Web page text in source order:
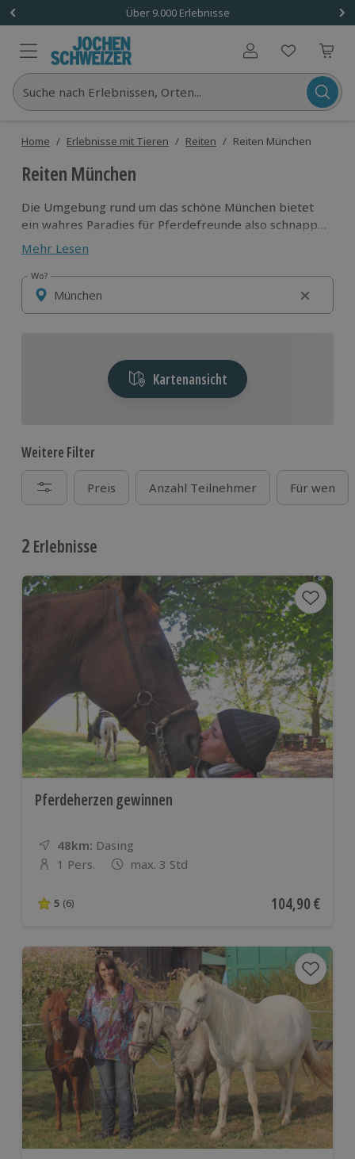
Über 9.000 Erlebnisse
Benutzerkonto
Suche nach Erlebnissen, Orten...
Home / Erlebnisse mit Tieren / Reiten / Reiten München
Reiten München
Die Umgebung rund um das schöne München bietet
ein wahres Paradies für Pferdefreunde also schnapp
dir die Zügel und starte in dein persönliches
Reitabenteuer! Egal ob Anfänger, Fortgeschrittener
oder Profi - wir bieten für jeden Pferdefreund den
passenden Reitkurs und tierisch viel Spaß! Mach dein
Leben zu einem Ponyhof!
Mehr Lesen
Wo?
Wo?
Kartenansicht
Weitere Filter
Preis Anzahl Teilnehmer Für wen
2 Erlebnisse
Pferdeherzen gewinnen
48km: Entfernung
Standort
Dasing
Anzahl der Teilnehmer
1 Pers. max. 3 Std
5 von 5 Sternen basierend auf 6 Bewertungen
5 (6) Aktueller Preis
104,90 €